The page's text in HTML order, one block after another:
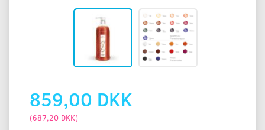
859,00 DKK
(687,20 DKK)